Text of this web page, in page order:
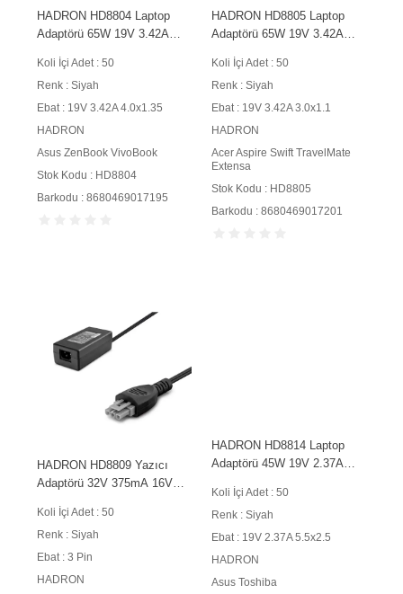
HADRON HD8804 Laptop
Adaptörü 65W 19V 3.42A
Koli İçi Adet : 50
Renk : Siyah
Ebat : 19V 3.42A 4.0x1.35
HADRON
Asus ZenBook VivoBook
Stok Kodu : HD8804
Barkodu : 8680469017195
HADRON HD8805 Laptop
Adaptörü 65W 19V 3.42A
Koli İçi Adet : 50
Renk : Siyah
Ebat : 19V 3.42A 3.0x1.1
HADRON
Acer Aspire Swift TravelMate
Extensa
Stok Kodu : HD8805
Barkodu : 8680469017201
HADRON HD8809 Yazıcı
Adaptörü 32V 375mA 16V
Koli İçi Adet : 50
Renk : Siyah
Ebat : 3 Pin
HADRON
HADRON HD8814 Laptop
Adaptörü 45W 19V 2.37A
Koli İçi Adet : 50
Renk : Siyah
Ebat : 19V 2.37A 5.5x2.5
HADRON
Asus Toshiba